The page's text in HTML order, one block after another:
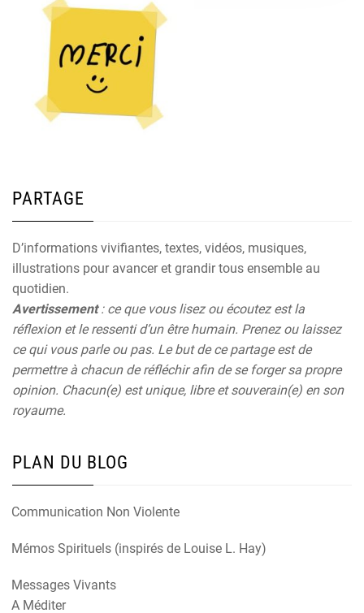
PARTAGE
D’informations vivifiantes, textes, vidéos, musiques,
illustrations pour avancer et grandir tous ensemble au
quotidien.
Avertissement: ce que vous lisez ou écoutez est la
réflexion et le ressenti d’un être humain. Prenez ou laissez
ce qui vous parle ou pas. Le but de ce partage est de
permettre à chacun de réfléchir afin de se forger sa propre
opinion. Chacun(e) est unique, libre et souverain(e) en son
royaume.
PLAN DU BLOG
Communication Non Violente
Mémos Spirituels (inspirés de Louise L. Hay)
Messages Vivants
A Méditer